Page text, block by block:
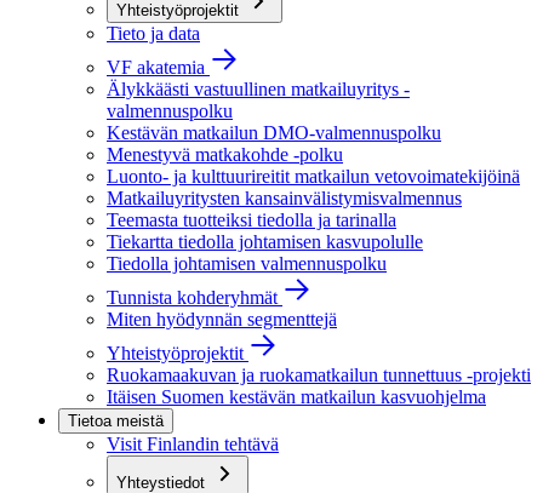
Yhteistyöprojektit
Tieto ja data
VF akatemia
Älykkäästi vastuullinen matkailuyritys -
valmennuspolku
Kestävän matkailun DMO-valmennuspolku
Menestyvä matkakohde -polku
Luonto- ja kulttuurireitit matkailun vetovoimatekijöinä
Matkailuyritysten kansainvälistymisvalmennus
Teemasta tuotteiksi tiedolla ja tarinalla
Tiekartta tiedolla johtamisen kasvupolulle
Tiedolla johtamisen valmennuspolku
Tunnista kohderyhmät
Miten hyödynnän segmenttejä
Yhteistyöprojektit
Ruokamaakuvan ja ruokamatkailun tunnettuus -projekti
Itäisen Suomen kestävän matkailun kasvuohjelma
Tietoa meistä
Visit Finlandin tehtävä
Yhteystiedot